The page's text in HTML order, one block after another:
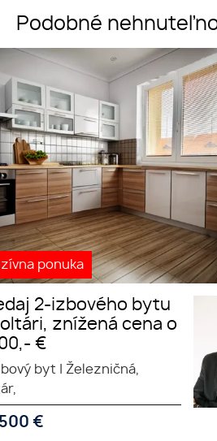
Podobné
2-izbového bytu v
znížená cena o 6000,-
ponuka
2-izbového bytu
znížená cena o
€
byt
Železničná,
€